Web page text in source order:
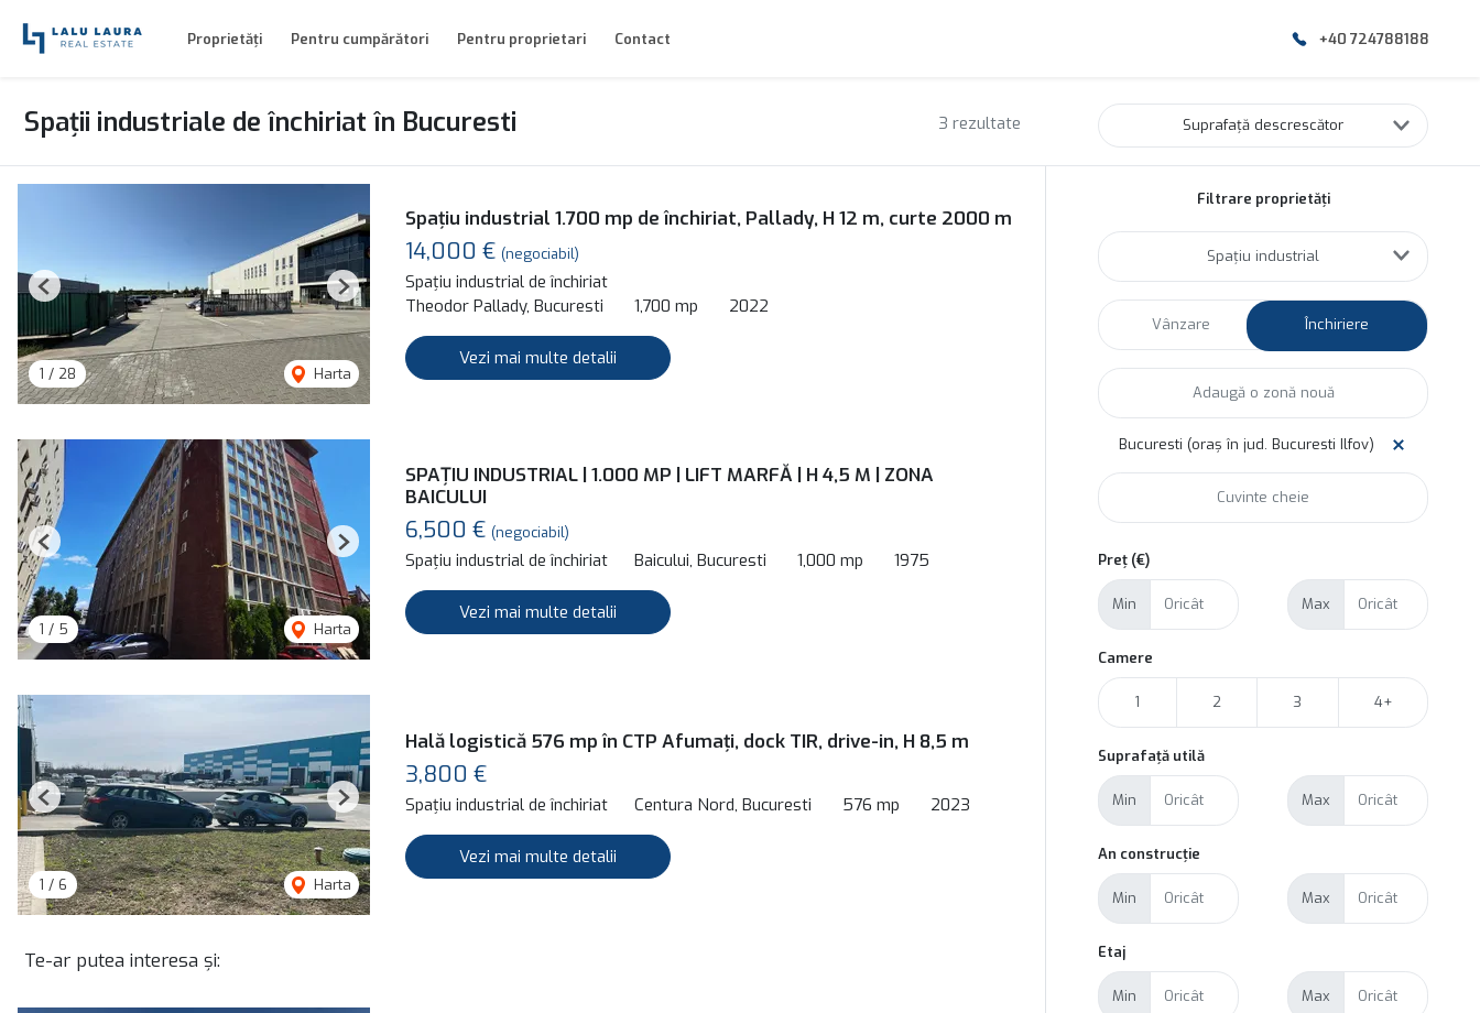
Proprietăți Pentru cumpărători Pentru proprietari Contact +40 724788188
3 rezultate
Spații industriale de închiriat în Bucuresti Suprafață descrescător
1 / 28 Harta
Previous Next
Spațiu industrial 1.700 mp de închiriat, Pallady, H 12 m, curte 2000 m
14,000 € (negociabil)
Spațiu industrial de închiriat
Theodor Pallady, Bucuresti
1,700 mp 2022
Vezi mai multe detalii
1 / 5 Harta
Previous Next
SPAȚIU INDUSTRIAL | 1.000 MP | LIFT MARFĂ | H 4,5 M | ZONA
BAICULUI
6,500 € (negociabil)
Spațiu industrial de închiriat Baicului, Bucuresti 1,000 mp 1975
Vezi mai multe detalii
1 / 6 Harta
Previous Next
Hală logistică 576 mp în CTP Afumați, dock TIR, drive-in, H 8,5 m
3,800 €
Spațiu industrial de închiriat Centura Nord, Bucuresti 576 mp 2023
Vezi mai multe detalii
Te-ar putea interesa și:
Filtrare proprietăți
Spațiu industrial
Vânzare Închiriere
Bucuresti (oraș în jud. Bucuresti Ilfov)
Preț (€)
Min Max
Camere
1 2 3 4+
Suprafață utilă
Min Max
An construcție
Min Max
Etaj
Min Max